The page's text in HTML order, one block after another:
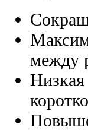
между
Низкая